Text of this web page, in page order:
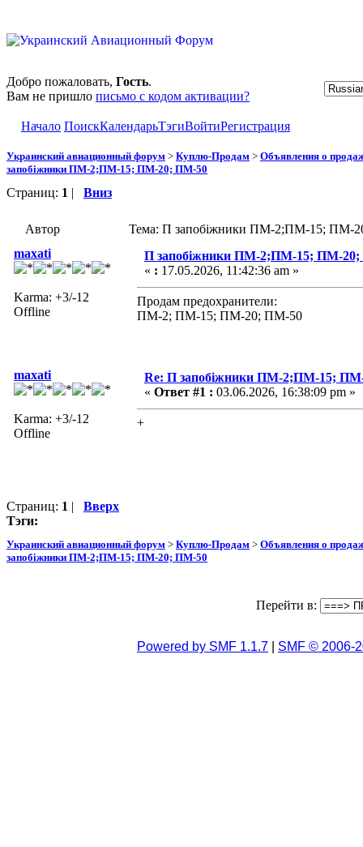
Добро пожаловать, Гость.
Вам не пришло письмо с кодом активации?
Начало ПоискКалендарьТэгиВойтиРегистрация
Украинский авиационный форум > Куплю-Продам > Объявления о
запобіжники ПМ-2;ПМ-15; ПМ-20; ПМ-50
Страниц: 1 | Вниз
Автор
Тема: П запобіжники ПМ-2;ПМ-15; ПМ-
maxati
Karma: +3/-12
Offline
П запобіжники ПМ-2;ПМ-15; ПМ-
« : 17.05.2026, 11:42:36 am »
Продам предохранители:
ПМ-2; ПМ-15; ПМ-20; ПМ-50
maxati
Karma: +3/-12
Offline
Re: П запобіжники ПМ-2;ПМ-15;
« Ответ #1 : 03.06.2026, 16:38:09 pm »
+
Страниц: 1 | Вверх
Тэги:
Украинский авиационный форум > Куплю-Продам > Объявления о
запобіжники ПМ-2;ПМ-15; ПМ-20; ПМ-50
Перейти в:
Powered by SMF 1.1.7 SMF © 2006-